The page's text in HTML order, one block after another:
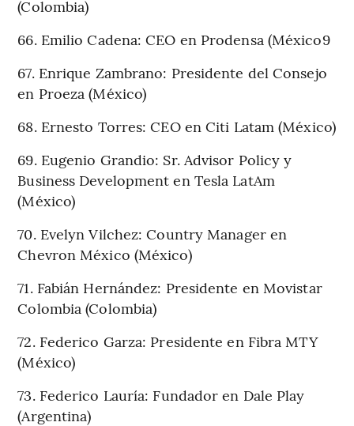
(Colombia)
66. Emilio Cadena: CEO en Prodensa (México9
67. Enrique Zambrano: Presidente del Consejo
en Proeza (México)
68. Ernesto Torres: CEO en Citi Latam (México)
69. Eugenio Grandio: Sr. Advisor Policy y
Business Development en Tesla LatAm
(México)
70. Evelyn Vilchez: Country Manager en
Chevron México (México)
71. Fabián Hernández: Presidente en Movistar
Colombia (Colombia)
72. Federico Garza: Presidente en Fibra MTY
(México)
73. Federico Lauría: Fundador en Dale Play
(Argentina)